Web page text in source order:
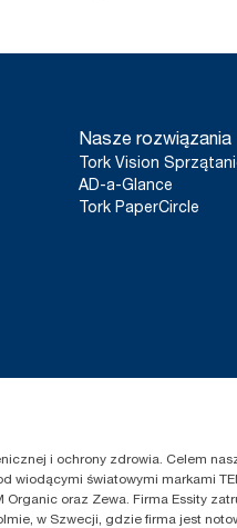
Nasze rozwiązania
Tork Vision
AD-a-Glance
Tork PaperCircle
i ochrony zdrowia. Celem
wiodącymi światowymi markami
oraz Zewa. Firma Essity
w Szwecji, gdzie firma jest